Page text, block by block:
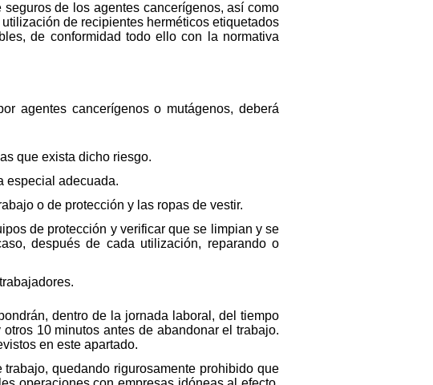
de los agentes cancerígenos, así como
de recipientes herméticos etiquetados
de conformidad todo ello con la normativa
agentes cancerígenos o mutágenos, deberá
que exista dicho riesgo.
especial adecuada.
o de protección y las ropas de vestir.
de protección y verificar que se limpian y se
después de cada utilización, reparando o
dentro de la jornada laboral, del tiempo
10 minutos antes de abandonar el trabajo.
en este apartado.
quedando rigurosamente prohibido que